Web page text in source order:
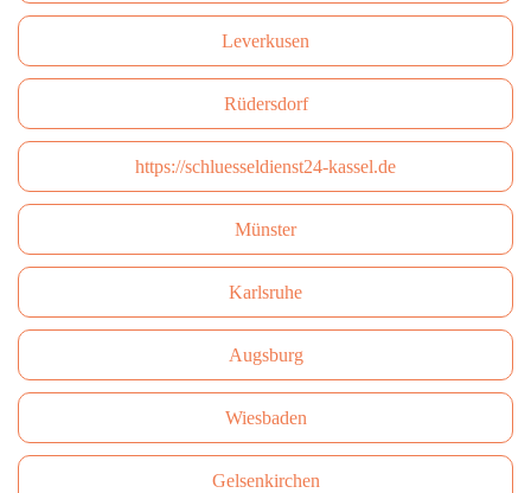
Leverkusen
Rüdersdorf
https://schluesseldienst24-kassel.de
Münster
Karlsruhe
Augsburg
Wiesbaden
Gelsenkirchen